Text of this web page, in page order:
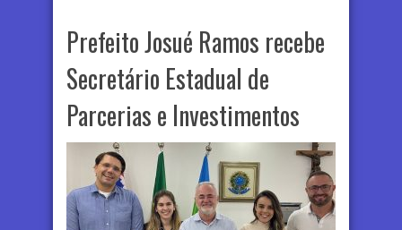
Prefeito Josué Ramos recebe
Secretário Estadual de
Parcerias e Investimentos